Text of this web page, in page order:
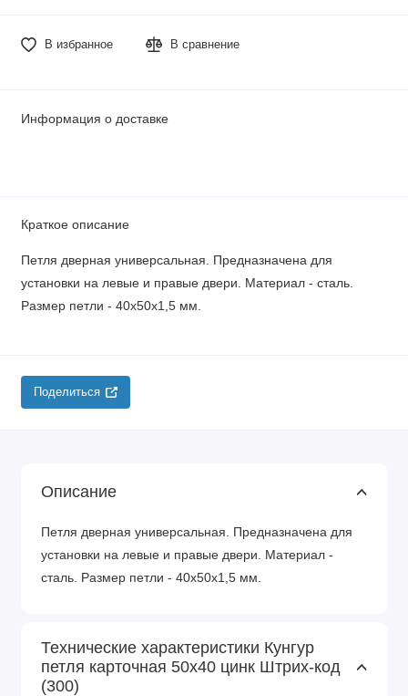
В избранное В сравнение
Информация о доставке
Краткое описание
Петля дверная универсальная. Предназначена для
установки на левые и правые двери. Материал - сталь.
Размер петли - 40х50х1,5 мм.
Поделиться
Описание
Петля дверная универсальная. Предназначена для
установки на левые и правые двери. Материал -
сталь. Размер петли - 40х50х1,5 мм.
Технические характеристики Кунгур
петля карточная 50x40 цинк Штрих-код
(300)